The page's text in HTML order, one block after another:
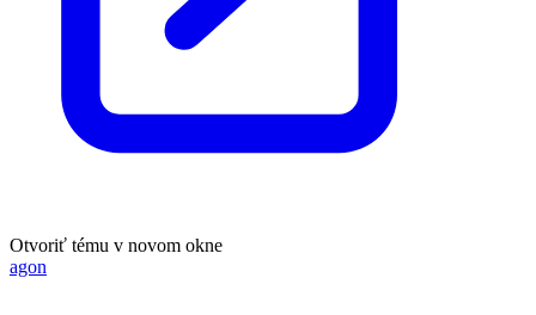
Otvoriť tému v novom okne
agon